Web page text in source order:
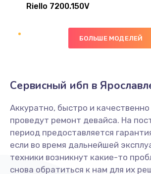
Riello 7200.150V
БОЛЬШЕ МОДЕЛЕЙ
Сервисный ибп в
Аккуратно, быстро и
проведут ремонт девайса. На
период предоставляется
если во время дальнейшей
техники возникнут какие-то
снова обратиться к нам для их